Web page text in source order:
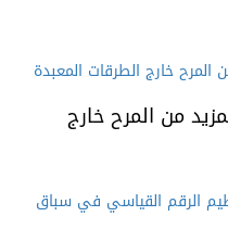
من المرح خارج